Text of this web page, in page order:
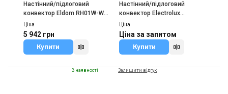
Настінний/підлоговий
конвектор Eldom RH01W-W-
WЦіна
5 942 грн
Купити
Настінний/підлоговий
конвектор Electrolux
ECH/AGI-2500
Ціна
Ціна за запитом
Купити
В наявності Залишити відгук